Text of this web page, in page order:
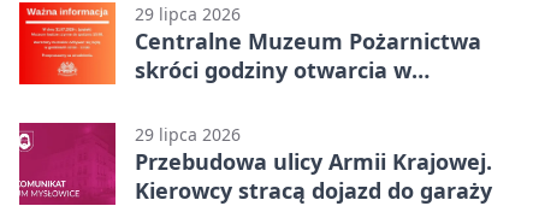
29 lipca 2026
Centralne Muzeum Pożarnictwa
skróci godziny otwarcia w
29 lipca 2026
Przebudowa ulicy Armii Krajowej.
Kierowcy stracą dojazd do garaży